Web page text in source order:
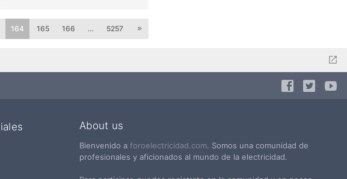
164 165 166 … 5257
About us
Bienvenido a foroelectricidad.com. Somos una comunidad de
profesionales y aficionados al mundo de la electricidad.